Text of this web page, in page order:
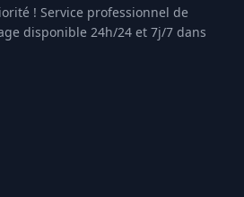
! Service professionnel de
disponible 24h/24 et 7j/7 dans